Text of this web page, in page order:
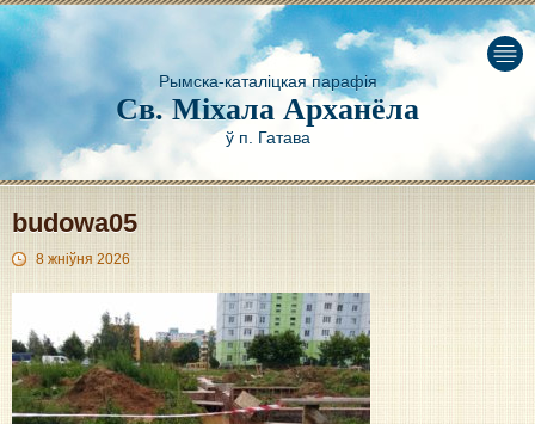
Рымска-каталіцкая парафія
Св. Міхала Арханёла
ў п. Гатава
budowa05
8 жніўня 2026